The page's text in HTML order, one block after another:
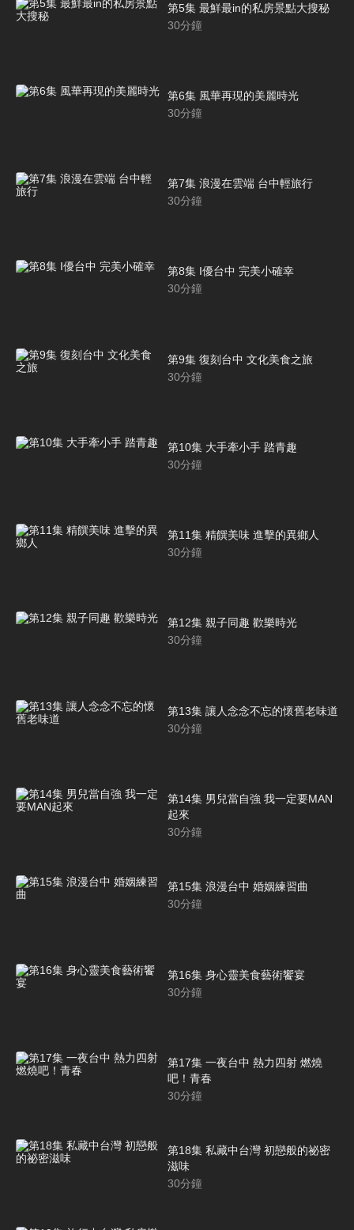
第5集 最鮮最in的私房景點大搜秘
30分鐘
第6集 風華再現的美麗時光
30分鐘
第7集 浪漫在雲端 台中輕旅行
30分鐘
第8集 I優台中 完美小確幸
30分鐘
第9集 復刻台中 文化美食之旅
30分鐘
第10集 大手牽小手 踏青趣
30分鐘
第11集 精饌美味 進擊的異鄉人
30分鐘
第12集 親子同趣 歡樂時光
30分鐘
第13集 讓人念念不忘的懷舊老味道
30分鐘
第14集 男兒當自強 我一定要MAN
起來
30分鐘
第15集 浪漫台中 婚姻練習曲
30分鐘
第16集 身心靈美食藝術饗宴
30分鐘
第17集 一夜台中 熱力四射 燃燒
吧！青春
30分鐘
第18集 私藏中台灣 初戀般的祕密
滋味
30分鐘